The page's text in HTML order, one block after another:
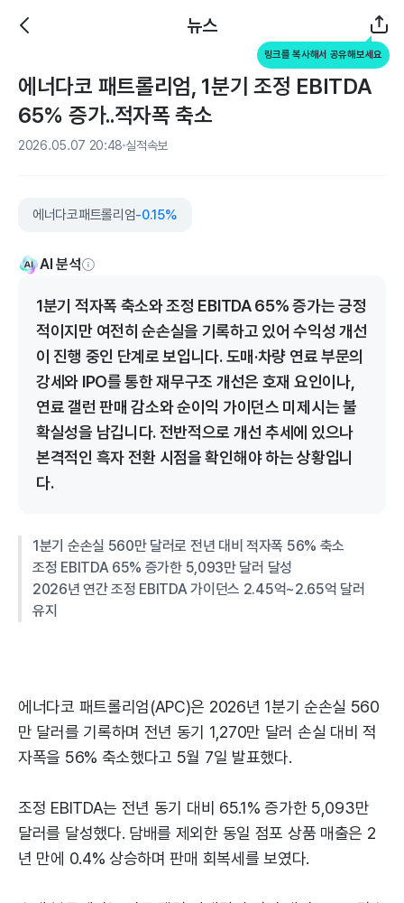
뉴스
링크를 복사해서 공유해보세요
에너다코 패트롤리엄, 1분기 조정 EBITDA
65% 증가..적자폭 축소
2026.05.07 20:48 실적속보
에너다코패트롤리엄-0.15%
AI 분석
1분기 적자폭 축소와 조정 EBITDA 65% 증가는 긍정
적이지만 여전히 순손실을 기록하고 있어 수익성 개선
이 진행 중인 단계로 보입니다. 도매·차량 연료 부문의
강세와 IPO를 통한 재무구조 개선은 호재 요인이나,
연료 갤런 판매 감소와 순이익 가이던스 미제시는 불
확실성을 남깁니다. 전반적으로 개선 추세에 있으나
본격적인 흑자 전환 시점을 확인해야 하는 상황입니
다.
1분기 순손실 560만 달러로 전년 대비 적자폭 56% 축소
조정 EBITDA 65% 증가한 5,093만 달러 달성
2026년 연간 조정 EBITDA 가이던스 2.45억~2.65억 달러
유지
에너다코 패트롤리엄(APC)은 2026년 1분기 순손실 560
만 달러를 기록하며 전년 동기 1,270만 달러 손실 대비 적
자폭을 56% 축소했다고 5월 7일 발표했다.
조정 EBITDA는 전년 동기 대비 65.1% 증가한 5,093만
달러를 달성했다. 담배를 제외한 동일 점포 상품 매출은 2
년 만에 0.4% 상승하며 판매 회복세를 보였다.